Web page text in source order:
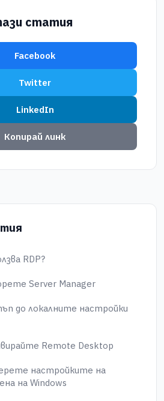
статия
Facebook
Twitter
LinkedIn
Копирай линк
RDP?
Server Manager
до локалните настройки
Remote Desktop
настройките на
на Windows